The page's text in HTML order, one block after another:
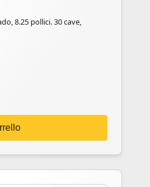
8.25 pollici. 30 cave,